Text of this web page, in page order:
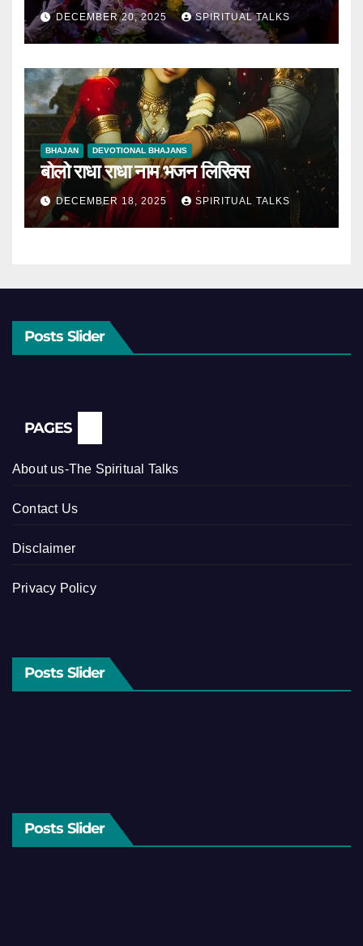
DECEMBER 20, 2025 SPIRITUAL TALKS
BHAJAN DEVOTIONAL BHAJANS
बोलो राधा राधा नाम भजन लिरिक्स
DECEMBER 18, 2025 SPIRITUAL TALKS
Posts Slider
PAGES
About us-The Spiritual Talks
Contact Us
Disclaimer
Privacy Policy
Posts Slider
Posts Slider